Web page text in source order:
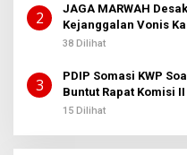
2
JAGA MARWAH
Kejanggalan Vonis
38 Dilihat
3
PDIP Somasi KWP
Buntut Rapat Komisi
15 Dilihat